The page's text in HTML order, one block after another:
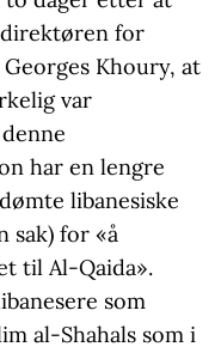
for
Khoury, at
var
har en lengre
libanesiske
sak) for «å
til Al-Qaida».
som
al-Shahals som i